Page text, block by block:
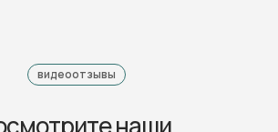
видеоотзывы
О РЕШЕНИЯХ?
39 0707